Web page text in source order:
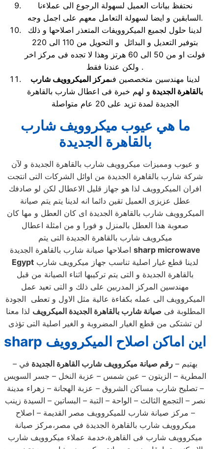
نحتفظ بيانات العميل لسهولة الرجوع الى عملاءنا
السابقين و ايضا لسهولة التعامل معهم على اجمل وجه.
لدينا حلول لجميع الميكروويفات المتعذر اصلاحها و ذلك
بتوفير التعديل و البدائل و التحويل من 110 الى 220
فولت او من 50 الى 60 هرتز وهذا لا تجده فى مركز اخر
ولكن عندنا فقط .
لدينا مهندسين متخصصين فىمركز الميكروويف شارب
بالقاهرة الجديدة و لهم خبرة فى اعطال شارب بالقاهرة
الجديدة لمدة تزيد على 20 عام متواصلة
ما هي عيوب ميكروويف شارب
بالقاهرة الجديدة
و عيوب ومميزات ميكروويف شارب بالقاهرة الجديدة و لآن
شركة شارب بالقاهرة الجديدة من اوائل الشركات التى انتجت
افران الميكروويف لذا هو جهاز قليل الاعطال لكن لو صادفك
عطل عزيزى العميل تقين دائما انه لدينا يتم يتم صيانة
الميكروويف شارب بالقاهرة الجديدة اى كان العطل و مها كان
صعوبة هذا العطل بالمنزل و فورا و من امثلة اعطال
ميكرويف شارب بالقاهرة الجديدة التى يتم
sharp microwave
Egypt
بالقاهرة الجديدة و التى يتم تركيبها اثناء الصيانة من قبل
مهندسين المركز المدربين على ذلك و التى تعيد عمل
الميكروويف الى عمله بكفاءة عالية مثل الاول و تعطى الجودة
المطلوبة فى صيانة شارب بالقاهرة الجديدة الميكرويف لذا معنا
لن تشتكى من قطع الغيار المضروبة و الغير اصلية التى تؤذى
sharp اين اماكن اصلاح الميكروويف
– بهتيم – رقم صيانة ميكروويف شارب القاهرة الجديدة في
المطرية – الزيتون – عين شمس – عزبة النخل – جسر السويس
– تصليح شارب مساكن الشروق – عزبة الهجانة – زهراء مدينة
نصر – التجمع الثالث – الواحة – التبة – البساتين – السيدة زينب
– مركز صيانة شارب للميكروويف مصر القديمة – اصلاح
ميكروويف شارب بالقاهرة الجديدة في مصر،مركز صيانة
ميكروويف شارب فى القاهرة،خدمة عملاء ميكروويف شارب